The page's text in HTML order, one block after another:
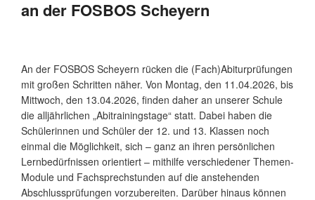
an der FOSBOS Scheyern
An der FOSBOS Scheyern rücken die (Fach)Abiturprüfungen
mit großen Schritten näher. Von Montag, den 11.04.2026, bis
Mittwoch, den 13.04.2026, finden daher an unserer Schule
die alljährlichen „Abitrainingstage“ statt. Dabei haben die
Schülerinnen und Schüler der 12. und 13. Klassen noch
einmal die Möglichkeit, sich – ganz an ihren persönlichen
Lernbedürfnissen orientiert – mithilfe verschiedener Themen-
Module und Fachsprechstunden auf die anstehenden
Abschlussprüfungen vorzubereiten. Darüber hinaus können